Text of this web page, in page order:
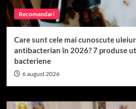
Recomandari
Care sunt cele mai cunoscute
antibacterian în 2026? 7 produse
bacteriene
6 august 2026